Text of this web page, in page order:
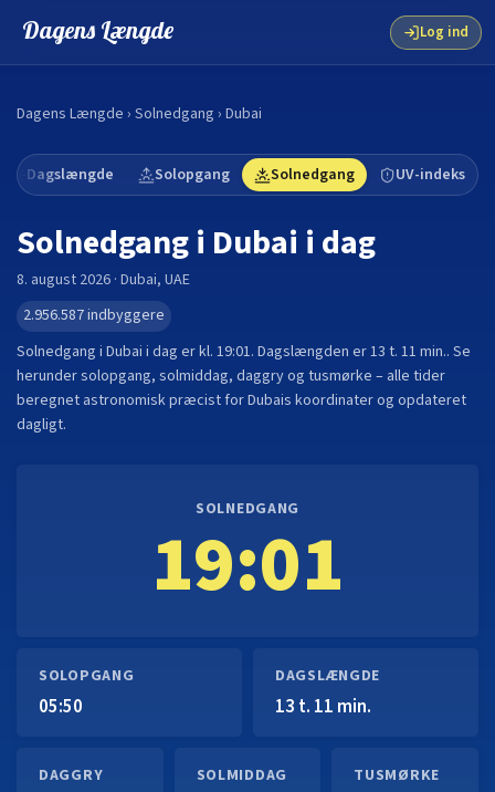
Dagens Længde Log ind
Dagens Længde › Solnedgang › Dubai
Dagslængde Solopgang Solnedgang UV-indeks
Solnedgang i Dubai i dag
8. august 2026 · Dubai, UAE
2.956.587indbyggere
Solnedgang i Dubai i dag er kl. 19:01. Dagslængden er13 t. 11 min.. Se
herunder solopgang, solmiddag, daggry og tusmørke – alle tider
beregnet astronomisk præcist forDubais koordinater og opdateret
dagligt.
SOLNEDGANG
19:01
SOLOPGANG
05:50
DAGSLÆNGDE
13 t. 11 min.
DAGGRY SOLMIDDAG TUSMØRKE